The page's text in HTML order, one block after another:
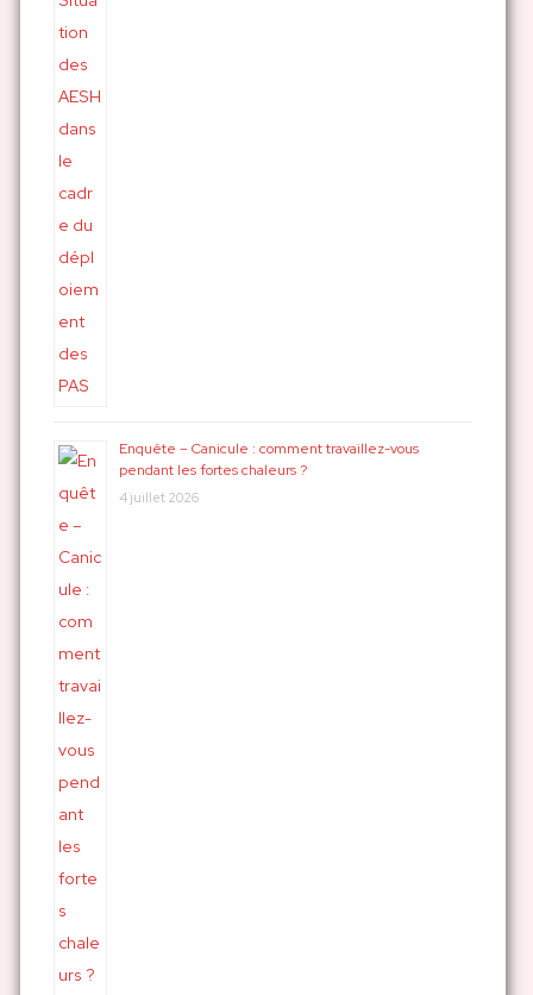
Enquête – Canicule : comment travaillez-vous
pendant les fortes chaleurs ?
4 juillet 2026